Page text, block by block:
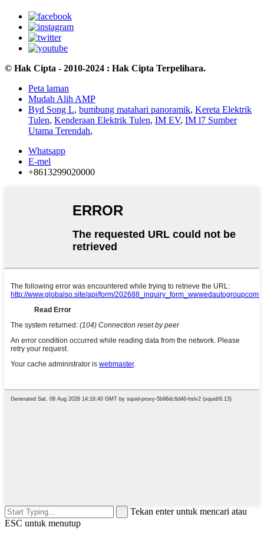
© Hak Cipta - 2010-2024 : Hak Cipta Terpelihara.
Peta laman
Mudah Alih AMP
Byd Song L, bumbung matahari panoramik, Kereta Elektrik
Tulen, Kenderaan Elektrik Tulen, IM EV, IM l7 Sumber
Utama Terendah,
Whatsapp
E-mel
+8613299020000
Tekan enter untuk mencari atau
ESC untuk menutup